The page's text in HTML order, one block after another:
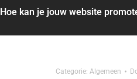
Hoe kan je jouw website
Categorie: Algemeen